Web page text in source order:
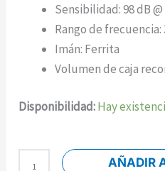
Sensibilidad: 98 dB @
Rango de frecuencia:
Imán: Ferrita
Volumen de caja
Disponibilidad:Hay
AÑADIR